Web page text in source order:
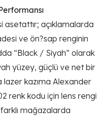
asetattır; açıklamalarda
ve ön?sap renginin
“Black / Siyah” olarak
yüzey, güçlü ve net bir
kazıma Alexander
renk kodu için lens rengi
mağazalarda